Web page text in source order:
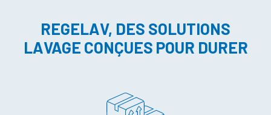
REGELAV, DES SOLUTIONS
LAVAGE CONÇUES POUR DURER